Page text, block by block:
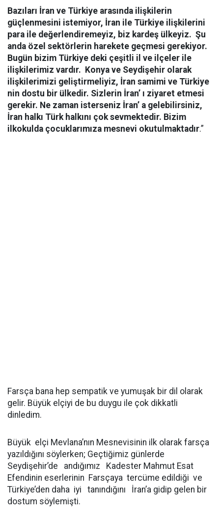
Bazıları İran ve Türkiye arasında ilişkilerin
güçlenmesini istemiyor, İran ile Türkiye ilişkilerini
para ile değerlendiremeyiz, biz kardeş ülkeyiz. Şu
anda özel sektörlerin harekete geçmesi gerekiyor.
Bugün bizim Türkiye deki çeşitli il ve ilçeler ile
ilişkilerimiz vardır. Konya ve Seydişehir olarak
ilişkilerimizi geliştirmeliyiz, İran samimi ve Türkiye
nin dostu bir ülkedir. Sizlerin İran’ ı ziyaret etmesi
gerekir. Ne zaman isterseniz İran’ a gelebilirsiniz,
İran halkı Türk halkını çok sevmektedir. Bizim
ilkokulda çocuklarımıza mesnevi okutulmaktadır.”
Farsça bana hep sempatik ve yumuşak bir dil olarak
gelir. Büyük elçiyi de bu duygu ile çok dikkatli
dinledim.
Büyük elçi Mevlana’nın Mesnevisinin ilk olarak farsça
yazıldığını söylerken; Geçtiğimiz günlerde
Seydişehir’de andığımız Kadester Mahmut Esat
Efendinin eserlerinin Farsçaya tercüme edildiği ve
Türkiye’den daha iyi tanındığını İran’a gidip gelen bir
dostum söylemişti.